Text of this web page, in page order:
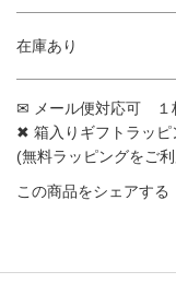
在庫あり
✉ メール便対応可 １
✖ 箱入りギフトラッピ
(無料ラッピングをご
この商品をシェアする